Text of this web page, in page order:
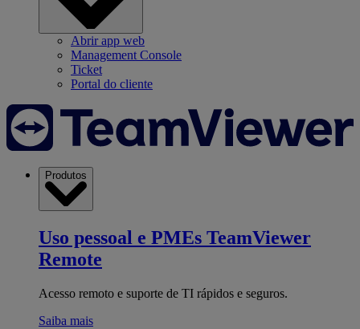
Abrir app web
Management Console
Ticket
Portal do cliente
Produtos
Uso pessoal e PMEs TeamViewer
Remote
Acesso remoto e suporte de TI rápidos e seguros.
Saiba mais